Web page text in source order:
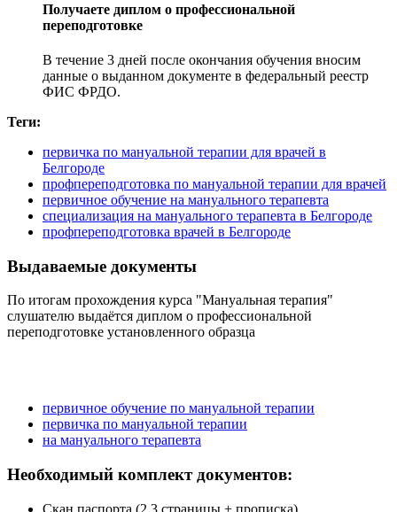
Получаете диплом о профессиональной
переподготовке
В течение 3 дней после окончания обучения вносим
данные о выданном документе в федеральный реестр
ФИС ФРДО.
Теги:
первичка по мануальной терапии для врачей в
Белгороде
профпереподготовка по мануальной терапии для врачей
первичное обучение на мануального терапевта
специализация на мануального терапевта в Белгороде
профпереподготовка врачей в Белгороде
Выдаваемые документы
По итогам прохождения курса "Мануальная терапия"
слушателю выдаётся диплом о профессиональной
переподготовке установленного образца
первичное обучение по мануальной терапии
первичка по мануальной терапии
на мануального терапевта
Необходимый комплект документов:
Скан паспорта (2,3 страницы + прописка)